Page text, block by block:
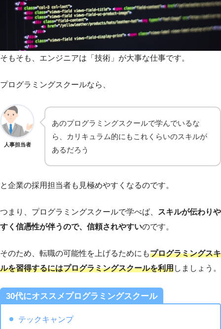
そもそも、エンジニアは「技術」が大事な仕事です。
プログラミングスクールなら、
人事担当者
あのプログラミングスクールで学んでいるな
ら、カリキュラム的にもこれくらいのスキルが
あるだろう
と企業の採用担当者も見極めやすくなるのです。
つまり、プログラミングスクールで学べば、
スキルが伝わりや
すく信憑性が伴うので、信頼されやすいのです。
そのため、転職の可能性を上げるためにもプログラミングスキ
ルを習得するにはプログラミングスクールを利用しましょう。
30代にオススメプログラミングスクール
テックキャンプ